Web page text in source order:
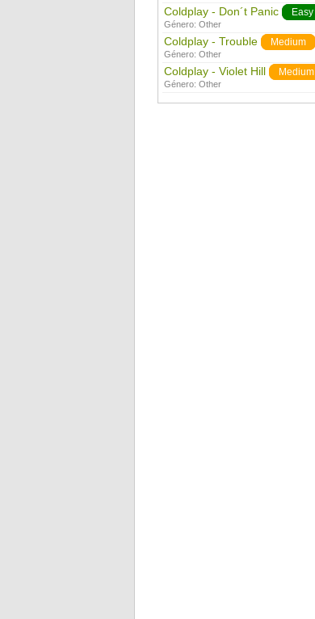
Coldplay - Don´t Panic Easy
Género: Other
Coldplay - Trouble Medium
Género: Other
Coldplay - Violet Hill Medium
Género: Other